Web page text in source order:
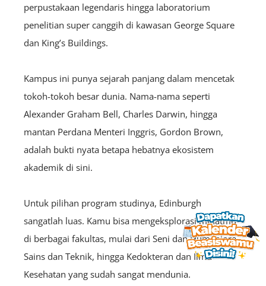
perpustakaan legendaris hingga laboratorium
penelitian super canggih di kawasan George Square
dan King’s Buildings.
Kampus ini punya sejarah panjang dalam mencetak
tokoh-tokoh besar dunia. Nama-nama seperti
Alexander Graham Bell, Charles Darwin, hingga
mantan Perdana Menteri Inggris, Gordon Brown,
adalah bukti nyata betapa hebatnya ekosistem
akademik di sini.
Untuk pilihan program studinya, Edinburgh
sangatlah luas. Kamu bisa mengeksplorasi minatmu
di berbagai fakultas, mulai dari Seni dan Humaniora,
Sains dan Teknik, hingga Kedokteran dan Ilmu
Kesehatan yang sudah sangat mendunia.